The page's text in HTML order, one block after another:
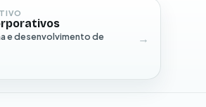
e desenvolvimento de